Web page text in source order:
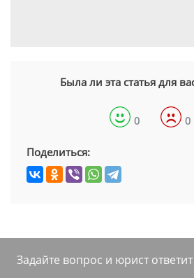
Была ли эта статья для
0 0
Поделиться:
Задайте вопрос и юрист